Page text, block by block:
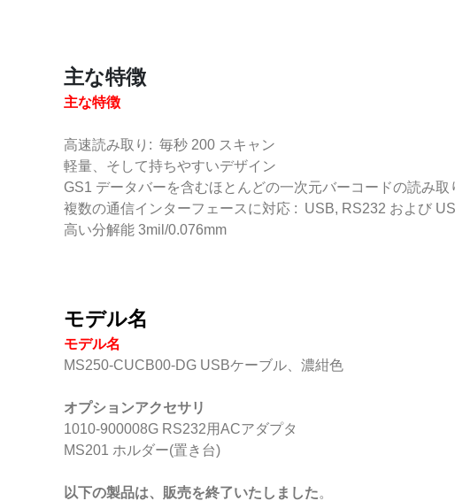
主な特徴
主な特徴
高速読み取り: 毎秒 200 スキャン
軽量、そして持ちやすいデザイン
GS1 データバーを含むほとんどの一次元バーコードの読み取
複数の通信インターフェースに対応 : USB, RS232 および
高い分解能 3mil/0.076mm
モデル名
モデル名
MS250-CUCB00-DG USBケーブル、濃紺色
オプションアクセサリ
1010-900008G RS232用ACアダプタ
MS201 ホルダー(置き台)
以下の製品は、販売を終了いたしました。